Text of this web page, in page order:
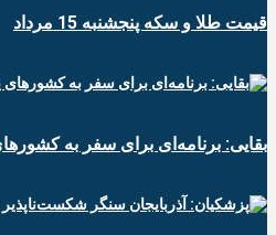
قیمت طلا و سکه پنجشنبه 15 مرداد
بقایی: برنامه‌ای برای سفر به